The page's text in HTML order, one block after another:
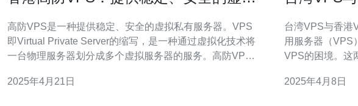
高防VPS是一种提供稳定、安全的虚拟私有服务器。VPS
即Virtual Private Server的缩写，是一种通过虚拟化技术将
一台物理服务器划分成多个虚拟服务器的服务。高防VPS
各种网络攻击，确保服务器的稳定性和安全性。 香港高防
2025年4月21日
台湾VPS与香港VPS
用服务器（VPS
VPS的困境。这
VPS之间的差异
2025年4月8日